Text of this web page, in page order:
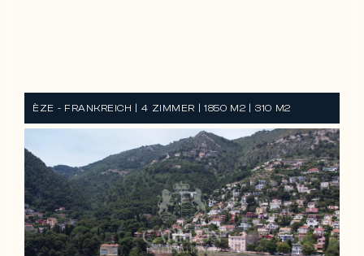
ÈZE - FRANKREICH | 4 ZIMMER | 1850 M2 | 310 M2